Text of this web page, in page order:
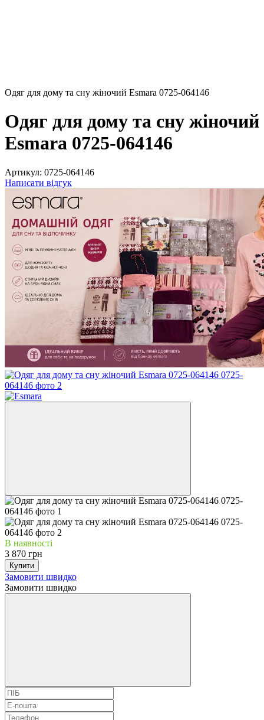
Одяг для дому та сну жіночий Esmara 0725-064146
Одяг для дому та сну жіночий
Esmara 0725-064146
Артикул: 0725-064146
Написати відгук
В наявності
3 870 грн
Купити
Замовити швидко
Замовити швидко